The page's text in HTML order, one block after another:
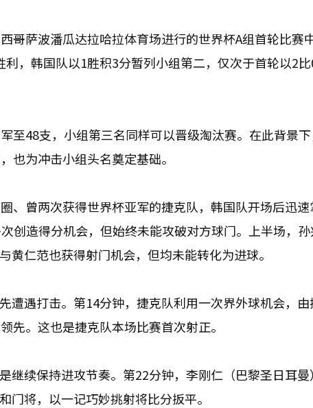
哥萨波潘瓜达拉哈拉体育场进行的世界杯A组首轮比赛
，韩国队以1胜积3分暂列小组第二，仅次于首轮以2
至48支，小组第三名同样可以晋级淘汰赛。在此背景
也为冲击小组头名奠定基础。
、曾两次获得世界杯亚军的捷克队，韩国队开场后迅
次创造得分机会，但始终未能攻破对方球门。上半场，
黄仁范也获得射门机会，但均未能转化为进球。
遭遇打击。第14分钟，捷克队利用一次界外球机会，
先。这也是捷克队本场比赛首次射正。
继续保持进攻节奏。第22分钟，李刚仁（巴黎圣日耳
门将，以一记巧妙挑射将比分扳平。